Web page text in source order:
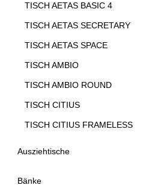
TISCH AETAS BASIC 4
TISCH AETAS SECRETARY
TISCH AETAS SPACE
TISCH AMBIO
TISCH AMBIO ROUND
TISCH CITIUS
TISCH CITIUS FRAMELESS
TISCH CONVERTO
Ausziehtische
Bänke